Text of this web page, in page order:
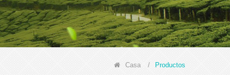
Casa / Productos